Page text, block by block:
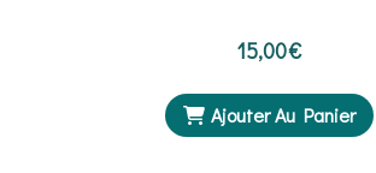
15,00€
Ajouter Au Panier